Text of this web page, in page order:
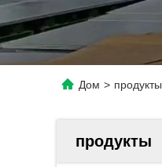
Дом > продукты
продукты